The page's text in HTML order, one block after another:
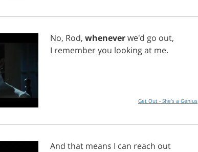
No, Rod, wheneverwe'd go out,
I rememberyou lookingat me.
Get Out - She's a Genius
And that means I can reach out